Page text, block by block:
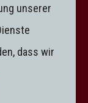
unserer
dass wir